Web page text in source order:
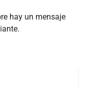
hay un mensaje